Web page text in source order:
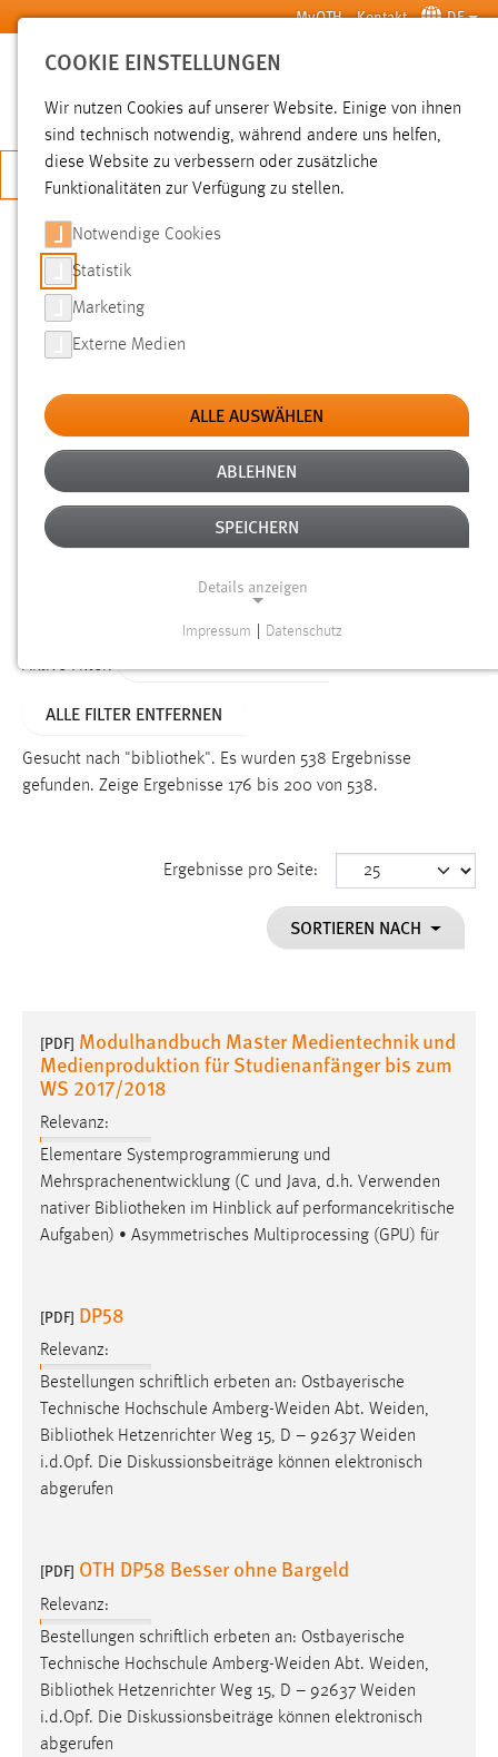
Zum Hauptinhalt springen MyOTH Kontakt DE
SUCHE
JETZT BEWERBEN
SUCHE
FILTER
Typ
Erstellungsdatum
Alter
Aktive Filter:
ALLE FILTER ENTFERNEN
Gesucht nach "bibliothek". Es wurden 538 Ergebnisse
gefunden. Zeige Ergebnisse 176 bis 200 von 538.
Ergebnisse pro Seite:
SORTIEREN NACH
[PDF] Modulhandbuch Master Medientechnik und
Medienproduktion für Studienanfänger bis zum
WS 2017/2018
Relevanz:
Elementare Systemprogrammierung und
Mehrsprachenentwicklung (C und Java, d.h. Verwenden
nativer Bibliotheken im Hinblick auf performancekritische
Aufgaben) • Asymmetrisches Multiprocessing (GPU) für
[PDF] DP58
Relevanz:
Bestellungen schriftlich erbeten an: Ostbayerische
Technische Hochschule Amberg-Weiden Abt. Weiden,
Bibliothek Hetzenrichter Weg 15, D – 92637 Weiden
i.d.Opf. Die Diskussionsbeiträge können elektronisch
abgerufen
[PDF] OTH DP58 Besser ohne Bargeld
Relevanz:
Bestellungen schriftlich erbeten an: Ostbayerische
Technische Hochschule Amberg-Weiden Abt. Weiden,
Bibliothek Hetzenrichter Weg 15, D – 92637 Weiden
i.d.Opf. Die Diskussionsbeiträge können elektronisch
abgerufen
COOKIE EINSTELLUNGEN
Wir nutzen Cookies auf unserer Website. Einige von ihnen
sind technisch notwendig, während andere uns helfen,
diese Website zu verbessern oder zusätzliche
Funktionalitäten zur Verfügung zu stellen.
Notwendige Cookies
Statistik
Marketing
Externe Medien
ALLE AUSWÄHLEN
ABLEHNEN
SPEICHERN
Details anzeigen
Funktionen und sind für die einwandfreie Funktion der
Einverständnis
cookie_consent
Dieser Cookie speichert die ausgewählten Einverständnis-
Performance
Name:
staticfilecache
Zweck:
Für performante Seitenauslieferung wird in diesem Cookie
gespeichert, ob man eingeloggt ist.
Sprachpräferenz
Name:
site-language-preference
Zweck:
Das Cookie speichert die gewählte Sprache der Website.
Cookie Laufzeit:
Chat
Name:
MibewSessionID, MIBEW_UserID, mibew_locale, mibew-
chat-frame-style-5e9dbeb1811c0446
Zweck:
Wird benötigt um die Chatfunktion nutzen zu können.
Impressum Datenschutz